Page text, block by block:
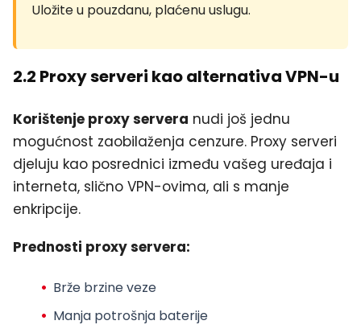
Uložite u pouzdanu, plaćenu uslugu.
2.2 Proxy serveri kao alternativa VPN-u
Korištenje proxy servera nudi još jednu
mogućnost zaobilaženja cenzure. Proxy serveri
djeluju kao posrednici između vašeg uređaja i
interneta, slično VPN-ovima, ali s manje
enkripcije.
Prednosti proxy servera:
Brže brzine veze
Manja potrošnja baterije